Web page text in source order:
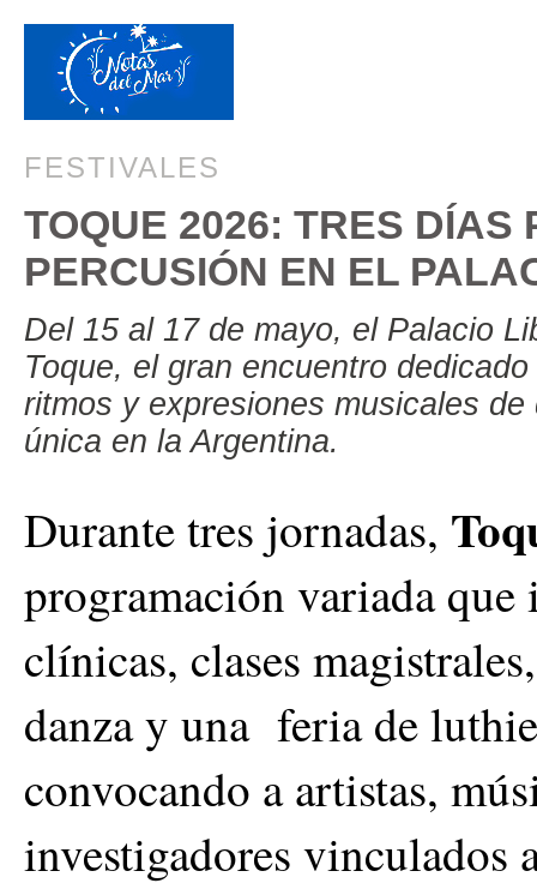
FESTIVALES
TOQUE 2026: TRES
PERCUSIÓN EN EL
Del 15 al 17 de mayo, el Palacio
Toque, el gran encuentro
ritmos y expresiones musicales
única en la Argentina.
Durante tres jornadas,
programación variada
clínicas, clases
danza y una feria de
convocando a artistas,
investigadores vinculados